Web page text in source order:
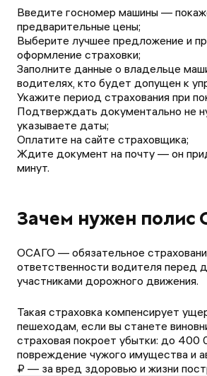
Введите госномер машины —
предварительные цены;
Выберите лучшее предложение и
оформление страховки;
Заполните данные о владельце
водителях, кто будет допущен к
Укажите период страхования при
Подтверждать документально не
указываете даты;
Оплатите на сайте страховщика;
Ждите документ на почту — он
минут.
Зачем нужен полис
ОСАГО — обязательное
ответственности водителя перед
участниками дорожного движения.
Такая страховка компенсирует
пешеходам, если вы станете
страховая покроет убытки: до 400
повреждение чужого имущества и
₽ — за вред здоровью и жизни